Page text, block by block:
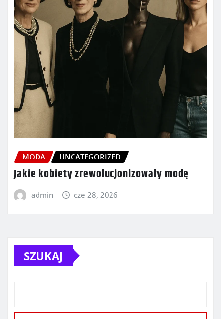
MODA UNCATEGORIZED
Jakie kobiety zrewolucjonizowały modę
admin cze 28, 2026
SZUKAJ